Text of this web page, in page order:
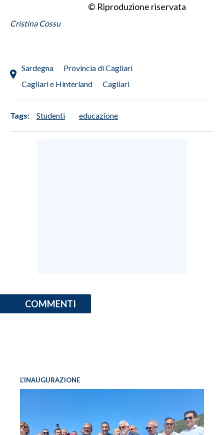
© Riproduzione riservata
Cristina Cossu
Sardegna
Provincia di Cagliari
Cagliari e Hinterland
Cagliari
Tags: Studenti educazione
COMMENTI
L’INAUGURAZIONE